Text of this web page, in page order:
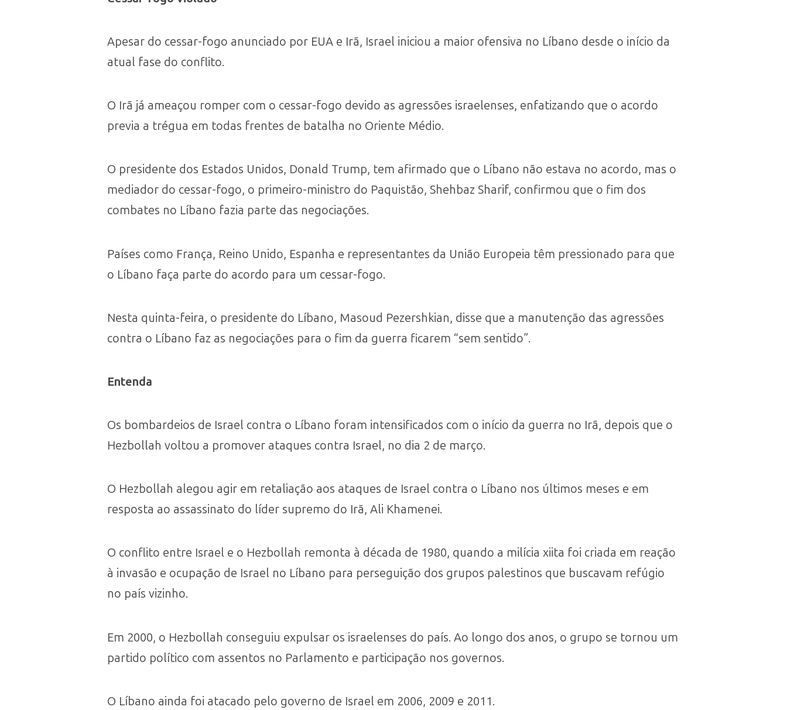
Apesar do cessar-fogo anunciado por EUA e Irã, Israel iniciou a maior ofensiva no Líbano desde o início da
atual fase do conflito.
O Irã já ameaçou romper com o cessar-fogo devido as agressões israelenses, enfatizando que o acordo
previa a trégua em todas frentes de batalha no Oriente Médio.
O presidente dos Estados Unidos, Donald Trump, tem afirmado que o Líbano não estava no acordo, mas o
mediador do cessar-fogo, o primeiro-ministro do Paquistão, Shehbaz Sharif, confirmou que o fim dos
combates no Líbano fazia parte das negociações.
Países como França, Reino Unido, Espanha e representantes da União Europeia têm pressionado para que
o Líbano faça parte do acordo para um cessar-fogo.
Nesta quinta-feira, o presidente do Líbano, Masoud Pezershkian, disse que a manutenção das agressões
contra o Líbano faz as negociações para o fim da guerra ficarem “sem sentido”.
Entenda
Os bombardeios de Israel contra o Líbano foram intensificados com o início da guerra no Irã, depois que o
Hezbollah voltou a promover ataques contra Israel, no dia 2 de março.
O Hezbollah alegou agir em retaliação aos ataques de Israel contra o Líbano nos últimos meses e em
resposta ao assassinato do líder supremo do Irã, Ali Khamenei.
O conflito entre Israel e o Hezbollah remonta à década de 1980, quando a milícia xiita foi criada em reação
à invasão e ocupação de Israel no Líbano para perseguição dos grupos palestinos que buscavam refúgio
no país vizinho.
Em 2000, o Hezbollah conseguiu expulsar os israelenses do país. Ao longo dos anos, o grupo se tornou um
partido político com assentos no Parlamento e participação nos governos.
O Líbano ainda foi atacado pelo governo de Israel em 2006, 2009 e 2011.